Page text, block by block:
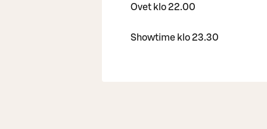
Ovet klo 22.00
Showtime klo 23.30